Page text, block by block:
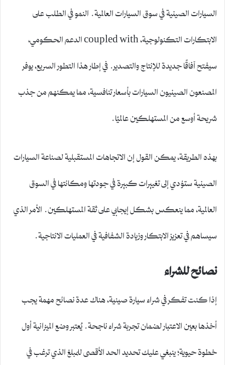
السيارات الصينية في سوق السيارات العالمية. النمو في الطلب على
الابتكارات التكنولوجية، coupled with الدعم الحكومي،
سيفتح آفاقًا جديدة للإنتاج والتصدير. في إطار هذا التطور السريع، يوفر
المصنعون الصينيون السيارات بأسعار تنافسية، مما يمكنهم من جذب
شريحة أوسع من المستهلكين عالميًا.
بهذه الطريقة، يمكن القول إن الاتجاهات المستقبلية لصناعة السيارات
الصينية ستؤدي إلى تغييرات كبيرة في جودتها ومكانتها في السوق
العالمية، مما ينعكس بشكل إيجابي على ثقة المستهلكين. الأمر الذي
سيساهم في تعزيز الابتكار وزيادة الشفافية في العمليات الانتاجية.
نصائح للشراء
إذا كنت تفكر في شراء سيارة صينية، هناك عدة نصائح مهمة يجب
أخذها بعين الاعتبار لضمان تجربة شراء ناجحة. يُعتبر وضع الميزانية أول
خطوة حيوية؛ ينبغي عليك تحديد الحد الأقصى للمبلغ الذي ترغب في